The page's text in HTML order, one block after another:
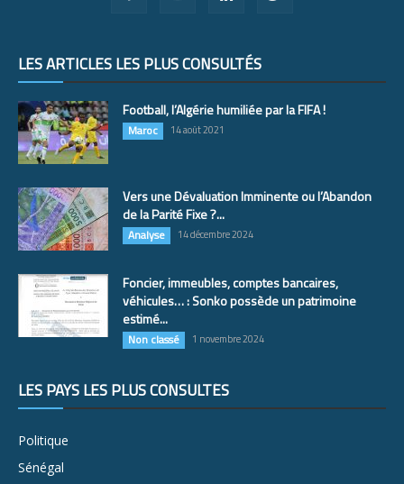
LES ARTICLES LES PLUS CONSULTÉS
Football, l’Algérie humiliée par la FIFA !
Maroc 14 août 2021
Vers une Dévaluation Imminente ou l’Abandon
de la Parité Fixe ?...
Analyse 14 décembre 2024
Foncier, immeubles, comptes bancaires,
véhicules… : Sonko possède un patrimoine
estimé...
Non classé 1 novembre 2024
LES PAYS LES PLUS CONSULTÉS
Politique
Sénégal